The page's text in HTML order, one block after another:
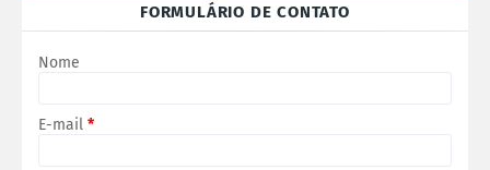
FORMULÁRIO DE CONTATO
Nome
E-mail *